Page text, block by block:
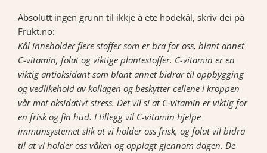
Absolutt ingen grunn til ikkje å ete hodekål, skriv dei på
Frukt.no:
Kål inneholder flere stoffer som er bra for oss, blant annet
C-vitamin, folat og viktige plantestoffer. C-vitamin er en
viktig antioksidant som blant annet bidrar til oppbygging
og vedlikehold av kollagen og beskytter cellene i kroppen
vår mot oksidativt stress. Det vil si at C-vitamin er viktig for
en frisk og fin hud. I tillegg vil C-vitamin hjelpe
immunsystemet slik at vi holder oss frisk, og folat vil bidra
til at vi holder oss våken og opplagt gjennom dagen. De